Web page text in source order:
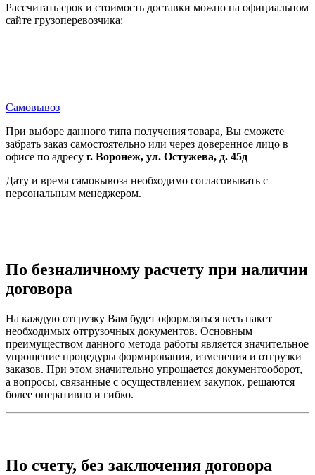
Рассчитать срок и стоимость доставки можно на официальном
сайте грузоперевозчика:
Самовывоз
При выборе данного типа получения товара, Вы сможете
забрать заказ самостоятельно или через доверенное лицо в
офисе по адресу г. Воронеж, ул. Остужева, д. 45д
Дату и время самовывоза необходимо согласовывать с
персональным менеджером.
По безналичному расчету при наличии
договора
На каждую отгрузку Вам будет оформляться весь пакет
необходимых отгрузочных документов. Основным
преимуществом данного метода работы является значительное
упрощение процедуры формирования, изменения и отгрузки
заказов. При этом значительно упрощается документооборот,
а вопросы, связанные с осуществлением закупок, решаются
более оперативно и гибко.
По счету, без заключения договора